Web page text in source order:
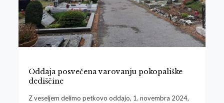
Oddaja posvečena varovanju pokopališke
dediščine
Z veseljem delimo petkovo oddajo, 1. novembra 2024,